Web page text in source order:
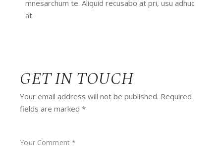
mnesarchum te. Aliquid recusabo at pri, usu adhuc
at.
GET IN TOUCH
Your email address will not be published. Required
fields are marked*